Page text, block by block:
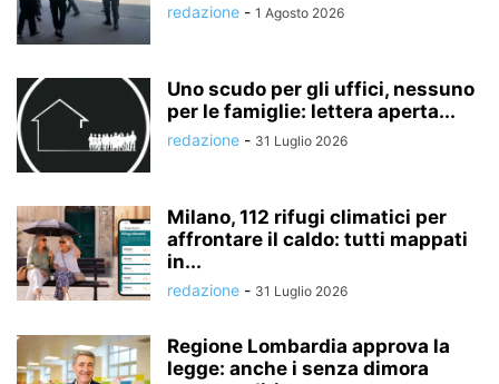
redazione - 1 Agosto 2026
Uno scudo per gli uffici, nessuno
per le famiglie: lettera aperta...
redazione - 31 Luglio 2026
Milano, 112 rifugi climatici per
affrontare il caldo: tutti mappati
in...
redazione - 31 Luglio 2026
Regione Lombardia approva la
legge: anche i senza dimora